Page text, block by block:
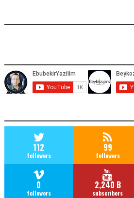
112
followers
99
followers
0
followers
2,240 B
subscribers